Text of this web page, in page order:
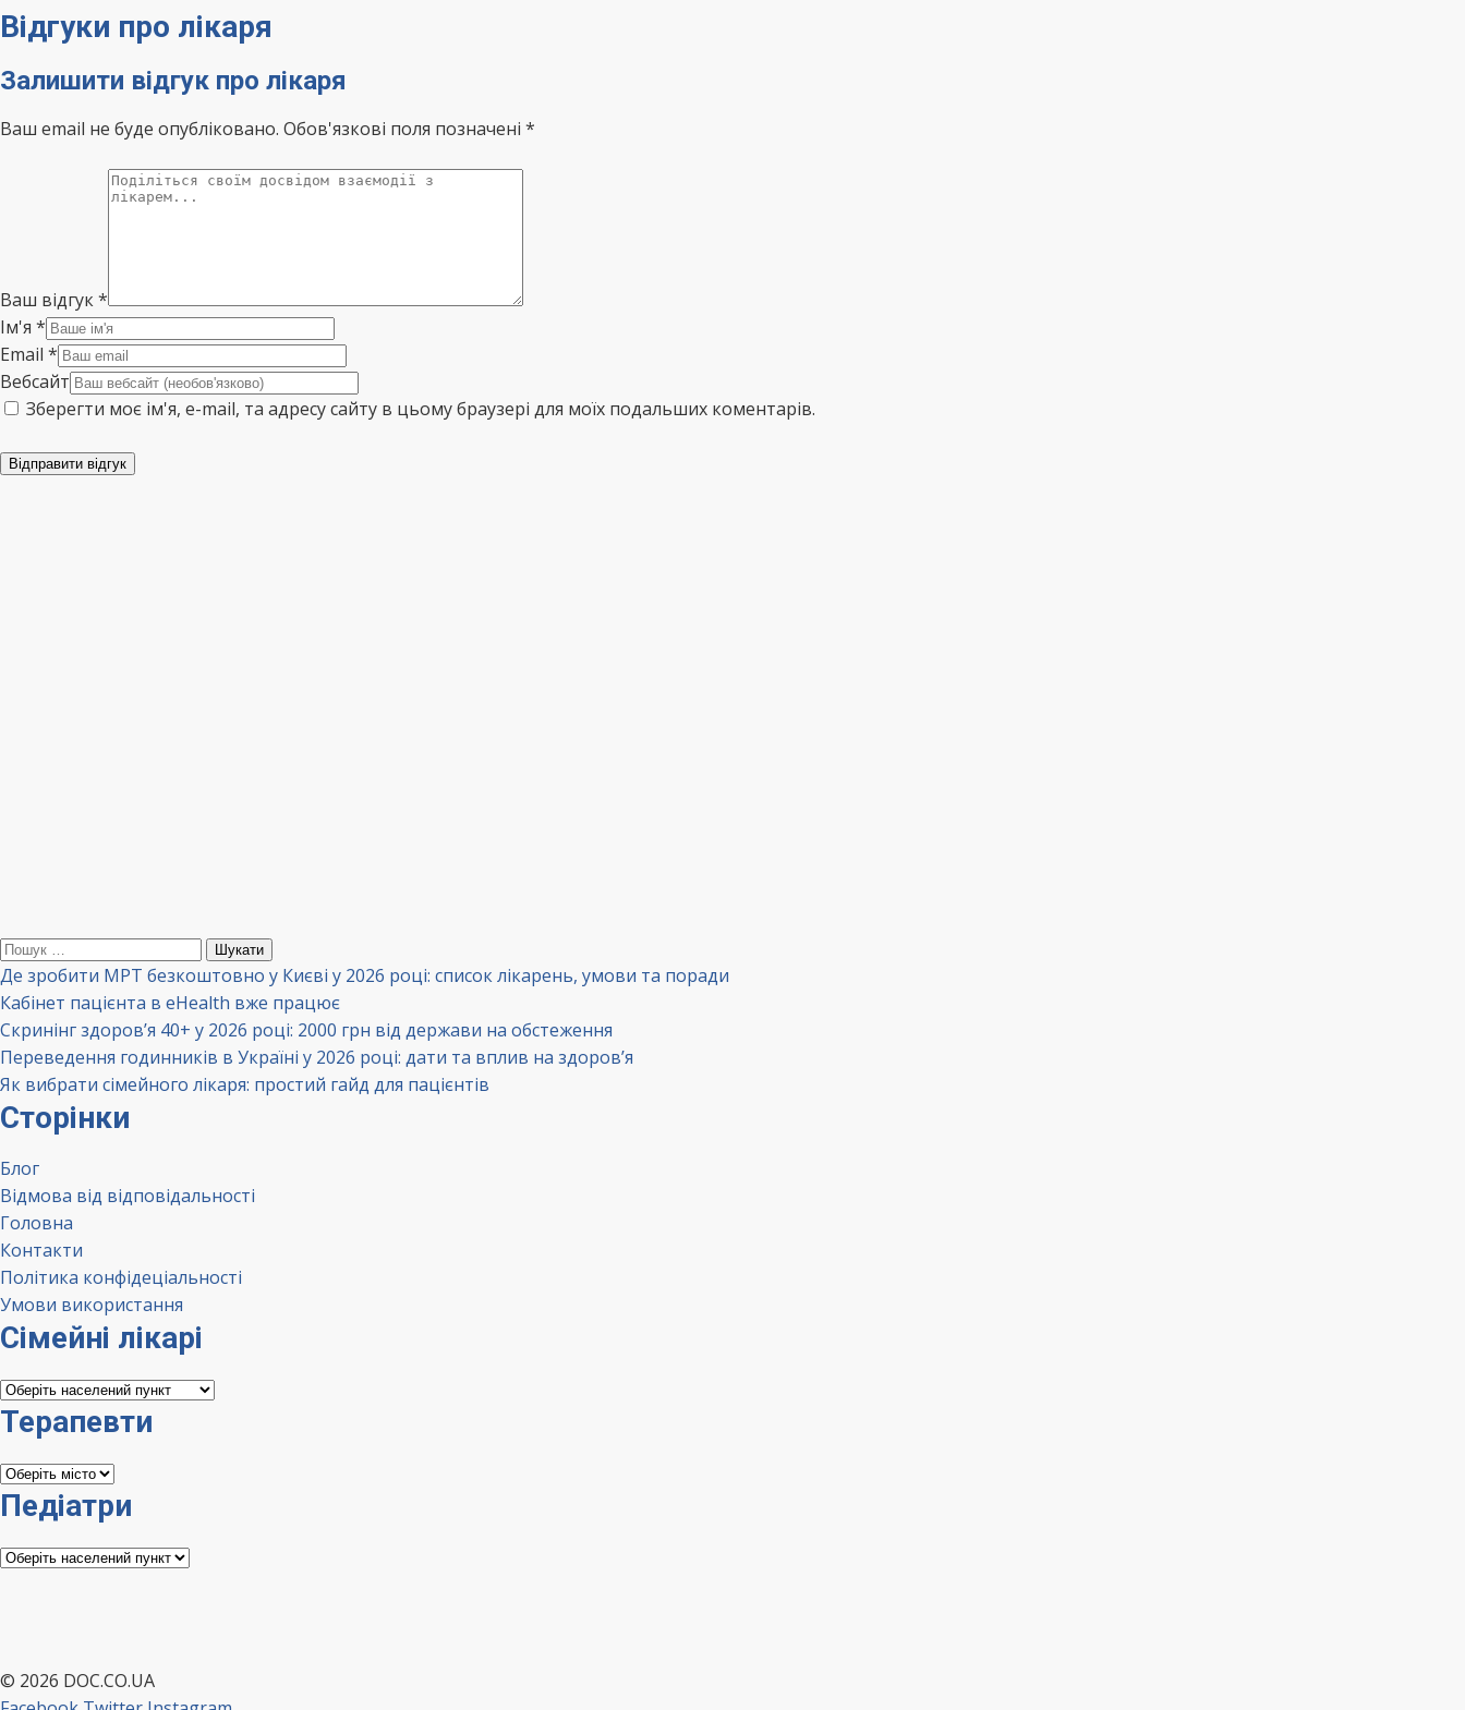
Відгуки про лікаря
Залишити відгук про лікаря
Ваш email не буде опубліковано. Обов'язкові поля позначені *
Ваш відгук*
Ім'я *
Email *
Вебсайт
Зберегти моє ім'я, e-mail, та адресу сайту в цьому браузері для моїх подальших коментарів.
Відправити відгук
Пошук:
Де зробити МРТ безкоштовно у Києві у 2026 році: список лікарень, умови та поради
Кабінет пацієнта в eHealth вже працює
Скринінг здоров’я 40+ у 2026 році: 2000 грн від держави на обстеження
Переведення годинників в Україні у 2026 році: дати та вплив на здоров’я
Як вибрати сімейного лікаря: простий гайд для пацієнтів
Сторінки
Блог
Відмова від відповідальності
Головна
Контакти
Політика конфідеціальності
Умови використання
Сімейні лікарі
Сімейні
лікарі
Терапевти
Терапевти
Педіатри
Педіатри
© 2026 DOC.CO.UA